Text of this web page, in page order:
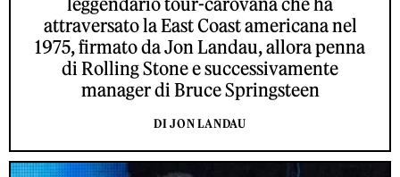
attraversato la East Coast americana nel
1975, firmato da Jon Landau, allora penna
di Rolling Stone e successivamente
manager di Bruce Springsteen
DI JON LANDAU